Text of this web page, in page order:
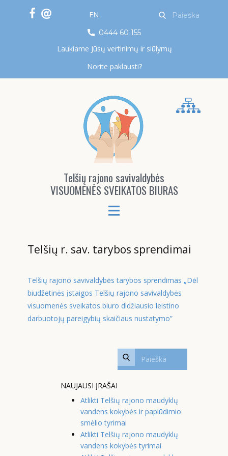
0444 60 155
Laukiame Jūsų vertinimų ir siūlymų
Norite paklausti?
EN
Telšių rajono savivaldybės
VISUOMENĖS SVEIKATOS BIURAS
Telšių r. sav. tarybos sprendimai
Telšių rajono savivaldybės tarybos sprendimas „Dėl
biudžetinės įstaigos Telšių rajono savivaldybės
visuomenės sveikatos biuro didžiausio leistino
darbuotojų pareigybių skaičiaus nustatymo”
NAUJAUSI ĮRAŠAI
Atlikti Telšių rajono maudyklų
vandens kokybės ir paplūdimio
smėlio tyrimai
Atlikti Telšių rajono maudyklų
vandens kokybės tyrimai